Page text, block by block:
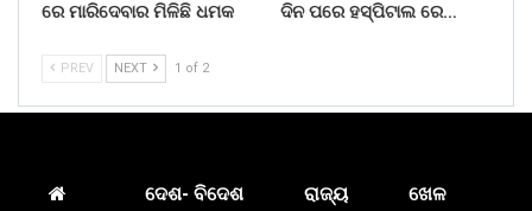
ରେ ମାରିଦେବାର ମିଳିଛି ଧମକ
ଦିନ ପରେ ହସ୍ପିଟାଲ ରେ…
PREV NEXT 1 of 2
ଦେଶ- ବିଦେଶ ରାଜ୍ୟ ଖେଳ